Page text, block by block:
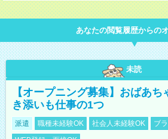
あなたの閲覧履歴からの
未読
【オープニング募集】おばあ
き添いも仕事の1つ
派遣 職種未経験OK 社会人未経験OK
ブ